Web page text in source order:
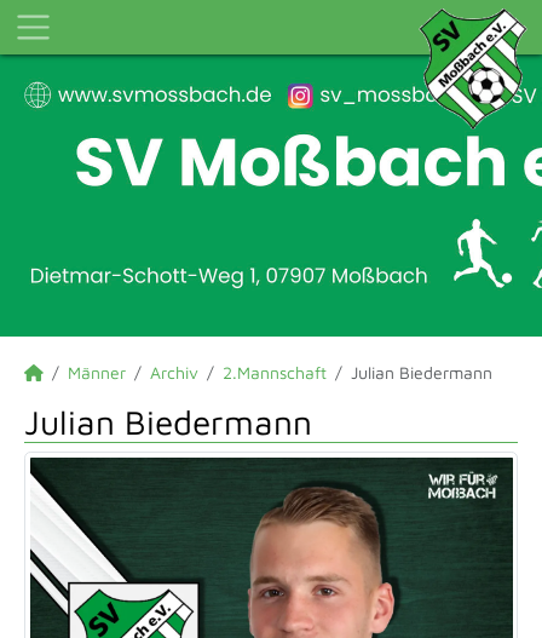
Männer Archiv 2.Mannschaft Julian Biedermann
Julian Biedermann